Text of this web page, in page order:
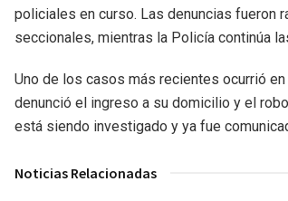
policiales en curso. Las denuncias fueron
seccionales, mientras la Policía continúa
Uno de los casos más recientes ocurrió
denunció el ingreso a su domicilio y el
está siendo investigado y ya fue
Noticias Relacionadas